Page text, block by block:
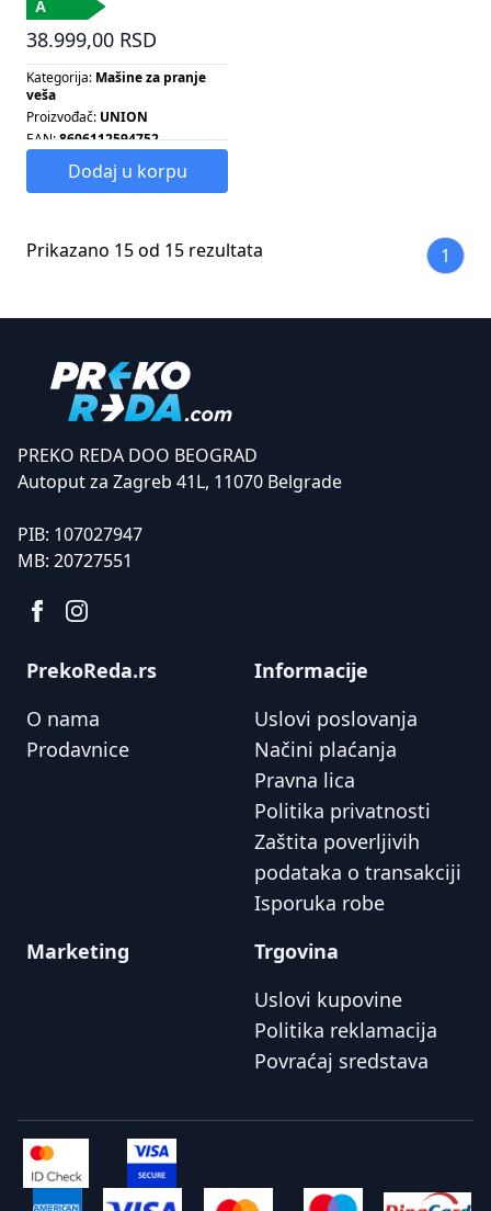
38.999,00 RSD
Kategorija: Mašine za pranje
veša
Proizvođač: UNION
EAN:8606112594752
Energetska klasa: A
Broj obrtaja centrifuge:1400
Dodaj u korpu
Prikazano 15 od 15 rezultata 1
PREKO REDA DOO BEOGRAD
Autoput za Zagreb 41L, 11070 Belgrade
PIB: 107027947
MB: 20727551
PrekoReda.rs
O nama
Prodavnice
Informacije
Uslovi poslovanja
Načini plaćanja
Pravna lica
Politika privatnosti
Zaštita poverljivih
podataka o transakciji
Isporuka robe
Marketing
Trgovina
Uslovi kupovine
Politika reklamacija
Povraćaj sredstava